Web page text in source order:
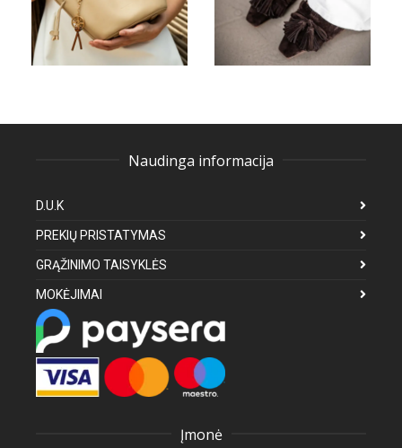
Naudinga informacija
D.U.K
PREKIŲ PRISTATYMAS
GRĄŽINIMO TAISYKLĖS
MOKĖJIMAI
Įmonė